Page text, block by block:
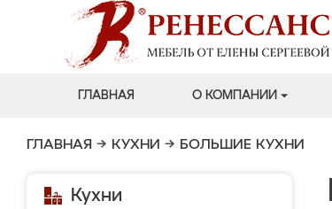
ГЛАВНАЯ О КОМПАНИИ
ГЛАВНАЯ → КУХНИ → БОЛЬШИЕ КУХНИ
Кухни